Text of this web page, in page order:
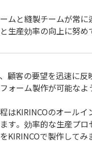
ムと縫製チームが常に
生産効率の向上に努め
顧客の要望を迅速に反
ォーム製作が可能なよ
はKIRINCOのオールイ
す。効率的な生産プロ
KIRINCOで製作してみ